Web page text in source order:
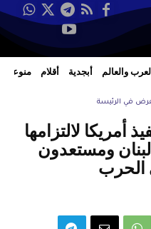
والعالم أبجدية أقلام منوعات
في الرئيسة
أمريكا لالتزامها
لبنان ومستعدون
الحرب